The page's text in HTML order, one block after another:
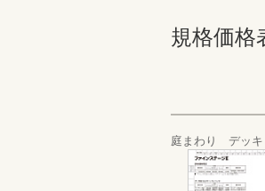
規格価格
庭まわり デッ